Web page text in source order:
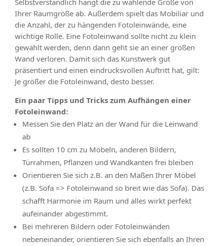
Selbstverständlich hängt die zu wählende Größe von
Ihrer Raumgröße ab. Außerdem spielt das Mobiliar und
die Anzahl, der zu hängenden Fotoleinwände, eine
wichtige Rolle. Eine Fotoleinwand sollte nicht zu klein
gewählt werden, denn dann geht sie an einer großen
Wand verloren. Damit sich das Kunstwerk gut
präsentiert und einen eindrucksvollen Auftritt hat, gilt:
Je größer die Fotoleinwand, desto besser.
Ein paar Tipps und Tricks zum Aufhängen einer
Fotoleinwand:
Messen Sie den Platz an der Wand für die Leinwand
ab
Es sollten 10 cm zu Möbeln, anderen Bildern,
Türrahmen, Pflanzen und Wandkanten frei bleiben
Orientieren Sie sich z.B. an den Maßen Ihrer Möbel
(z.B. Sofa => Fotoleinwand so breit wie das Sofa). Das
schafft Harmonie im Raum und alles wirkt perfekt
aufeinander abgestimmt.
Bei mehreren Bildern oder Fotoleinwänden
nebeneinander, orientieren Sie sich ebenfalls an Ihren